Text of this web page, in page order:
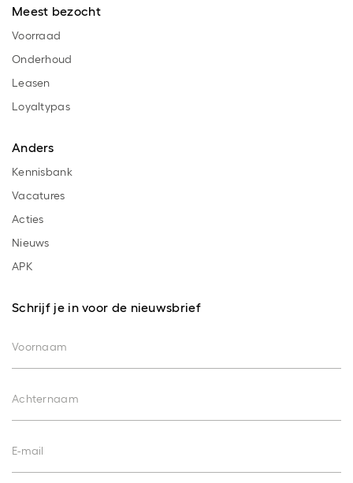
Meest bezocht
Voorraad
Onderhoud
Leasen
Loyaltypas
Anders
Kennisbank
Vacatures
Acties
Nieuws
APK
Schrijf je in voor de nieuwsbrief
Voornaam
Achternaam
E-mail